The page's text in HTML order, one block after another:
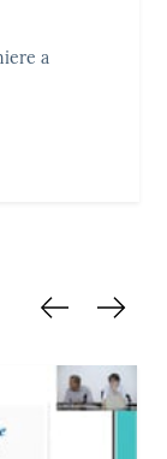
a
Slide